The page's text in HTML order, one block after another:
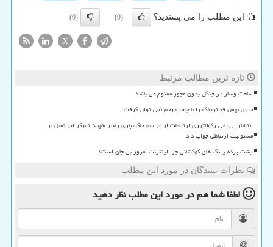
این مطلب را می پسندید؟ (0)
(0)
X
تازه ترین مطالب مرتبط
ساخت وساز در جنگل بدون مجوز ممنوع می باشد
جلوی بهمن فیلترینگ را با چسب زخم نمی توان گرفت
انتشار ارزیابی رگولاتوری ارتباطات از مراسم خاکسپاری رهبر شهید تمرکز ایرانسل بر
مسئولیت ارتباطی جواب داد
پشت پرده پینگ های کهکشانی چرا اینترنت امروز بی جان است؟
نظرات بینندگان در مورد این مطلب
لطفا شما همدر مورد این مطلبنظر دهید